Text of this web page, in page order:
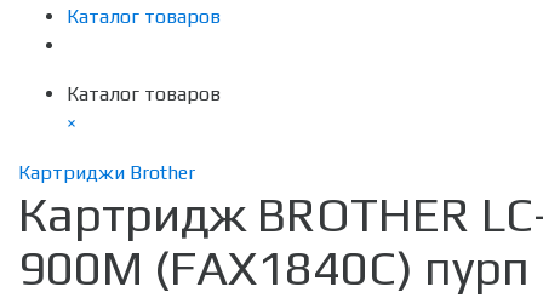
Каталог товаров
Каталог товаров
×
Картриджи Brother
Картридж BROTHER
900M (FAX1840С) пурп